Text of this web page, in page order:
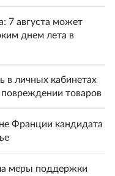
7 августа может
днем лета в
в личных кабинетах
товаров
Франции кандидата
меры поддержки